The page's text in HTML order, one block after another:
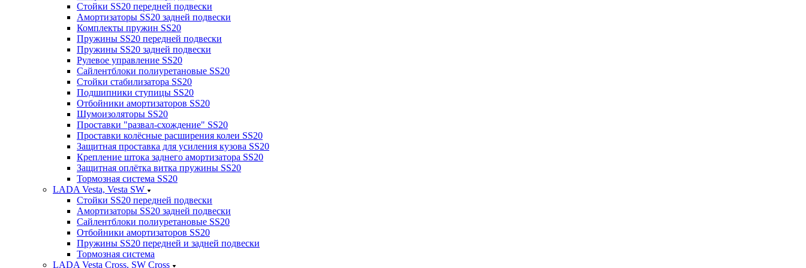
Стойки SS20 передней подвески
Амортизаторы SS20 задней подвески
Комплекты пружин SS20
Пружины SS20 передней подвески
Пружины SS20 задней подвески
Рулевое управление SS20
Сайлентблоки полиуретановые SS20
Стойки стабилизатора SS20
Подшипники ступицы SS20
Отбойники амортизаторов SS20
Шумоизоляторы SS20
Проставки "развал-схождение" SS20
Проставки колёсные расширения колеи SS20
Защитная проставка для усиления кузова SS20
Крепление штока заднего амортизатора SS20
Защитная оплётка витка пружины SS20
Тормозная система SS20
LADA Vesta, Vesta SW
Стойки SS20 передней подвески
Амортизаторы SS20 задней подвески
Сайлентблоки полиуретановые SS20
Отбойники амортизаторов SS20
Пружины SS20 передней и задней подвески
Тормозная система
LADA Vesta Cross, SW Cross